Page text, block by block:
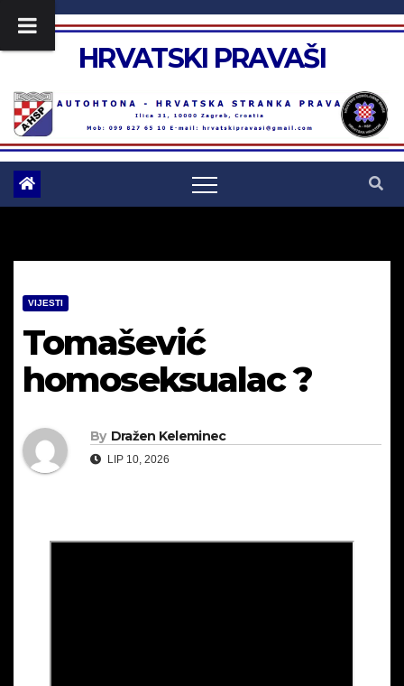
HRVATSKI PRAVAŠI
VIJESTI
Tomašević
homoseksualac ?
By Dražen Keleminec
LIP 10, 2026